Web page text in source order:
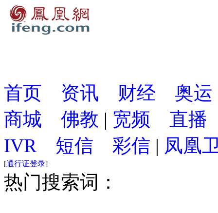
首页 资讯 财经
奥运
商城
佛教 | 宽频
直播
IVR
短信 彩信 | 凤凰
[通行证登录]
热门搜索词：